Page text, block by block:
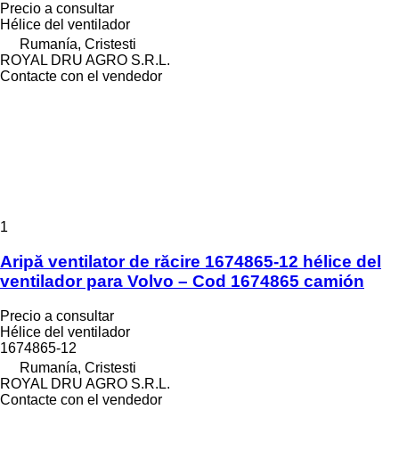
Precio a consultar
Hélice del ventilador
Rumanía, Cristesti
ROYAL DRU AGRO S.R.L.
Contacte con el vendedor
1
Aripă ventilator de răcire 1674865-12 hélice del
ventilador para Volvo – Cod 1674865 camión
Precio a consultar
Hélice del ventilador
1674865-12
Rumanía, Cristesti
ROYAL DRU AGRO S.R.L.
Contacte con el vendedor